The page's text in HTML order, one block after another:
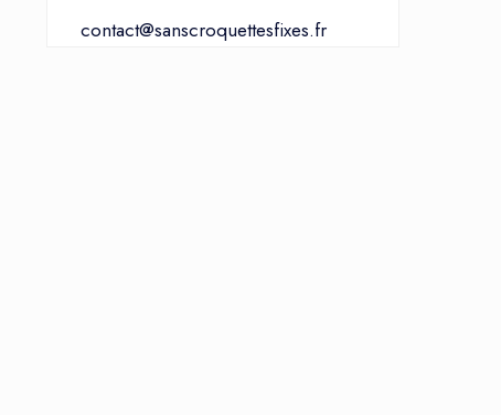
contact@sanscroquettesfixes.fr